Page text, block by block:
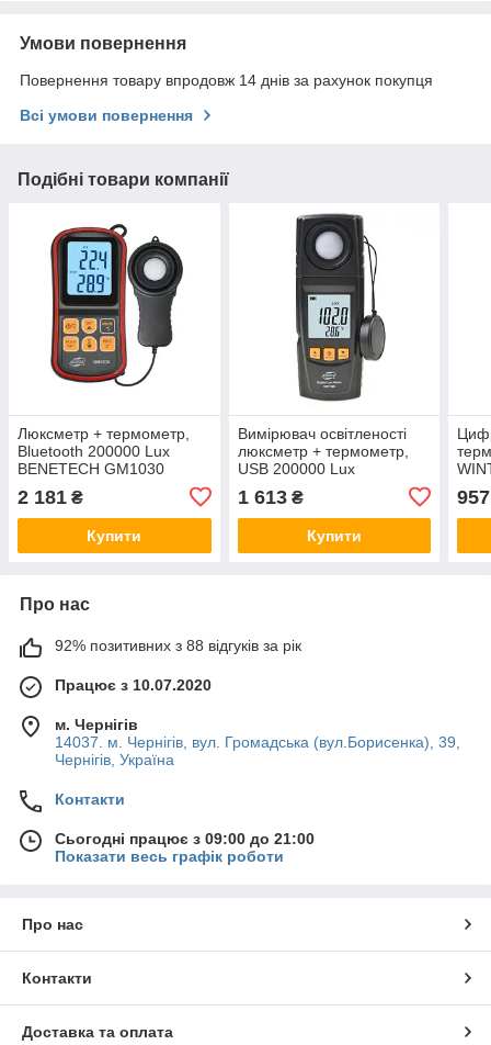
Умови повернення
Повернення товару впродовж 14 днів за рахунок покупця
Всі умови повернення
Подібні товари компанії
Люксметр + термометр,
Bluetooth 200000 Lux
BENETECH GM1030
2 181 ₴
Купити
Вимірювач освітленості
люксметр + термометр,
USB 200000 Lux
1 613₴
Купити
957
Про нас
92% позитивних з 88 відгуків за рік
Працює з 10.07.2020
м. Чернігів
14037. м. Чернігів, вул. Громадська (вул.Борисенка), 39,
Чернігів, Україна
Контакти
Сьогодні працює з 09:00 до 21:00
Показати весь графік роботи
Про нас
Контакти
Доставка та оплата